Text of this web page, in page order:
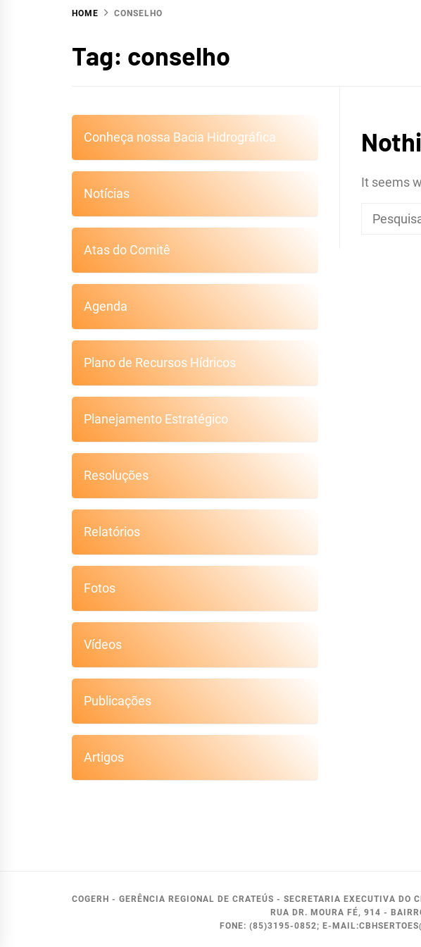
HOME CONSELHO
Tag: conselho
It seems
Pesquisar
Conheça nossa Bacia Hidrográfica
Notícias
Atas do Comitê
Agenda
Plano de Recursos Hídricos
Planejamento Estratégico
Resoluções
Relatórios
Fotos
Vídeos
Publicações
Artigos
COGERH - GERÊNCIA REGIONAL DE CRATEÚS - SECRETARIA EXECUTIVA DO
RUA DR. MOURA FÉ, 914 -
FONE: (85)3195-0852; E-